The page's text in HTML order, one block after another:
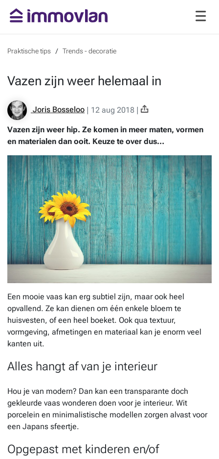
Praktische tips Trends - decoratie
Vazen zijn weer helemaal in
Joris Bosseloo | 12 aug 2018 |
Vazen zijn weer hip. Ze komen in meer maten, vormen
en materialen dan ooit. Keuze te over dus…
Een mooie vaas kan erg subtiel zijn, maar ook heel
opvallend. Ze kan dienen om één enkele bloem te
huisvesten, of een heel boeket. Ook qua textuur,
vormgeving, afmetingen en materiaal kan je enorm veel
kanten uit.
Alles hangt af van je interieur
Hou je van modern? Dan kan een transparante doch
gekleurde vaas wonderen doen voor je interieur. Wit
porcelein en minimalistische modellen zorgen alvast voor
een Japans sfeertje.
Opgepast met kinderen en/of